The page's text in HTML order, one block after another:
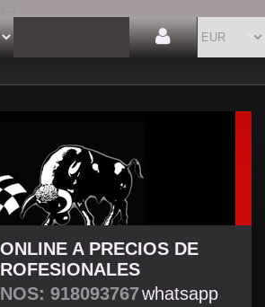
TIENDA TUNING
A PRECIOS DE
918093767whatsapp